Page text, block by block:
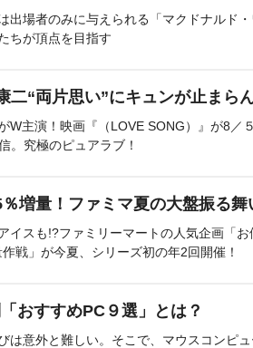
出場者のみに与えられる「マクドナルド
ちが頂点を目指す
二“両片思い”にキュンが止まらん
W主演！映画『（LOVE SONG）』が8／
。究極のピュアラブ！
増量！ファミマ夏の大盤振る舞
イスも!?ファミリーマートの人気企画「お
戦」が今夏、シリーズ初の年2回開催！
おすすめPC９選」とは？
は意外と難しい。そこで、マウスコンピ